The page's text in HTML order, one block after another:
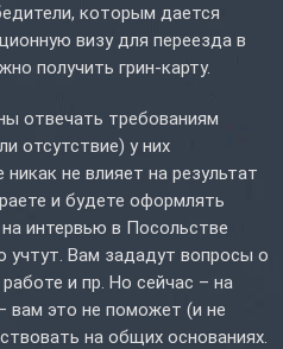
которым дается
визу для переезда в
получить грин-карту.
отвечать требованиям
отсутствие) у них
не влияет на результат
и будете оформлять
интервью в Посольстве
учтут. Вам зададут вопросы о
и пр. Но сейчас – на
вам это не поможет (и не
на общих основаниях.